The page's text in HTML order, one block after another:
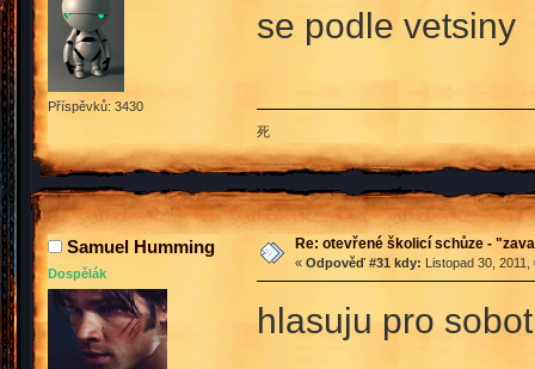
Příspěvků: 3430
se podle vetsiny
死
Samuel Humming
Dospělák
Re: otevřené školicí schůze -
« Odpověď #31 kdy: Listopad 30,
hlasuju pro